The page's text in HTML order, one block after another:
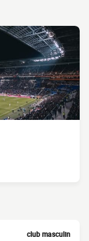
club masculin